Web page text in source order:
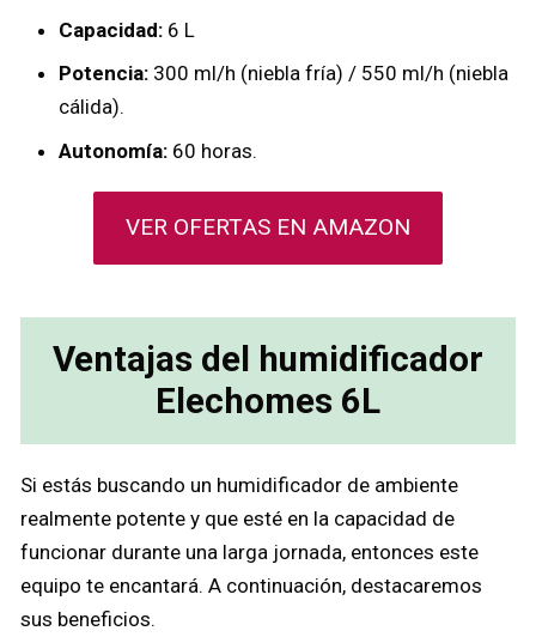
Capacidad: 6 L
Potencia: 300 ml/h (niebla fría) / 550 ml/h (niebla
cálida).
Autonomía: 60 horas.
VER OFERTAS EN AMAZON
Ventajas del humidificador
Elechomes 6L
Si estás buscando un humidificador de ambiente
realmente potente y que esté en la capacidad de
funcionar durante una larga jornada, entonces este
equipo te encantará. A continuación, destacaremos
sus beneficios.